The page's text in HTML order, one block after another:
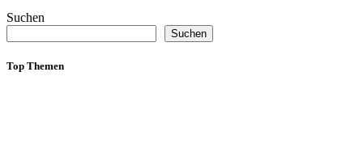
Suchen
Suchen
Top Themen